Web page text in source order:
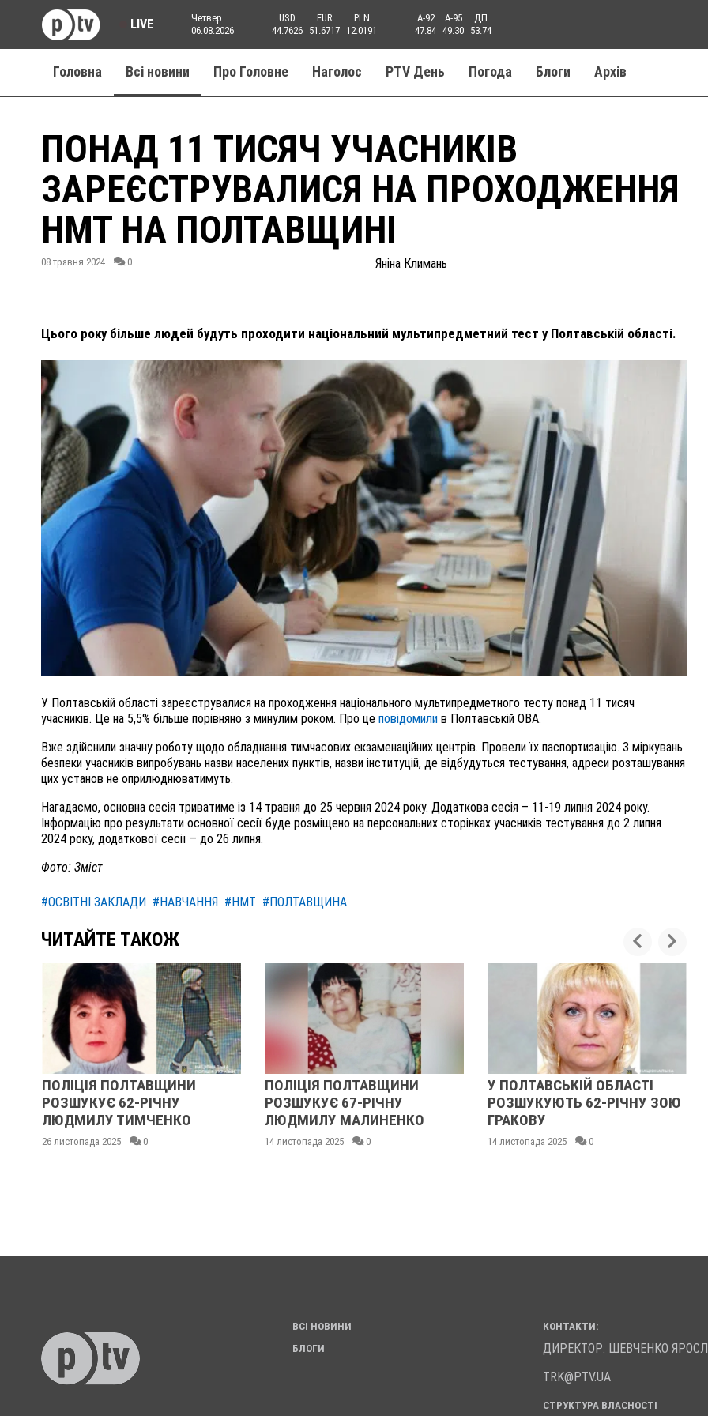
LIVE
Четвер
06.08.2026
USD
44.7626
EUR
51.6717
PLN
12.0191
A-92
47.84
A-95
49.30
ДП
53.74
Головна Всі новини Про Головне Наголос PTV День Погода Блоги Aрхів
ПОНАД 11 ТИСЯЧ УЧАСНИКІВ
ЗАРЕЄСТРУВАЛИСЯ НА ПРОХОДЖЕННЯ
НМТ НА ПОЛТАВЩИНІ
08 травня 2024 0 Яніна Климань
Цього року більше людей будуть проходити національний мультипредметний тест у Полтавській області.
У Полтавській області зареєструвалися на проходження національного мультипредметного тесту понад 11 тисяч
учасників. Це на 5,5% більше порівняно з минулим роком. Про це повідомили в Полтавській ОВА.
Вже здійснили значну роботу щодо обладнання тимчасових екзаменаційних центрів. Провели їх паспортизацію. З міркувань
безпеки учасників випробувань назви населених пунктів, назви інституцій, де відбудуться тестування, адреси розташування
цих установ не оприлюднюватимуть.
Нагадаємо, основна сесія триватиме із 14 травня до 25 червня 2024 року. Додаткова сесія – 11-19 липня 2024 року.
Інформацію про результати основної сесії буде розміщено на персональних сторінках учасників тестування до 2 липня
2024 року, додаткової сесії – до 26 липня.
Фото: Зміст
#ОСВІТНІ ЗАКЛАДИ #НАВЧАННЯ #НМТ #ПОЛТАВЩИНА
ЧИТАЙТЕ ТАКОЖ
ПОЛІЦІЯ ПОЛТАВЩИНИ
РОЗШУКУЄ 62-РІЧНУ
ЛЮДМИЛУ ТИМЧЕНКО
26 листопада 2025 0
ПОЛІЦІЯ ПОЛТАВЩИНИ
РОЗШУКУЄ 67-РІЧНУ
ЛЮДМИЛУ МАЛИНЕНКО
14 листопада 2025 0
У ПОЛТАВСЬКІЙ ОБЛАСТІ
РОЗШУКУЮТЬ 62-РІЧНУ ЗОЮ
ГРАКОВУ
14 листопада 2025 0
ПОЛІЦІЯ ПОЛТАВЩИНИ РОЗШУКУЄ 62-РІЧНУ
ЛЮДМИЛУ ТИМЧЕНКО
26 листопада 2025
ВНАСЛІДОК ПОРАНЕНЬ, ОТРИМАНИХ НА ВІЙНІ,
ПОМЕР ВОЇН ЮРІЙ ВОЙТИК
25 листопада 2025 0
ВСІ НОВИНИ
БЛОГИ
КОНТАКТИ:
ДИРЕКТОР: ШЕВЧЕНКО
TRK@PTV.UA
СТРУКТУРА ВЛАСНОСТІ